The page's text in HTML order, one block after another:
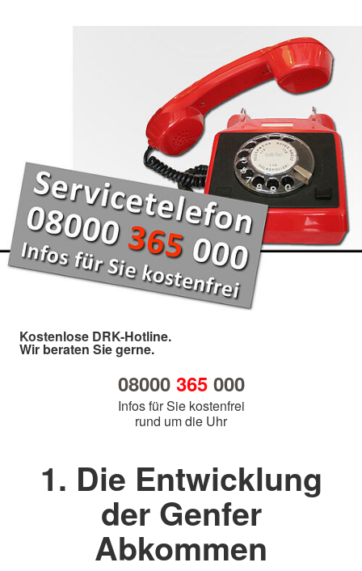
Kostenlose DRK-Hotline.
Wir beraten Sie gerne.
08000 365000
Infos für Sie kostenfrei
rund um die Uhr
1. Die Entwicklung
der Genfer
Abkommen